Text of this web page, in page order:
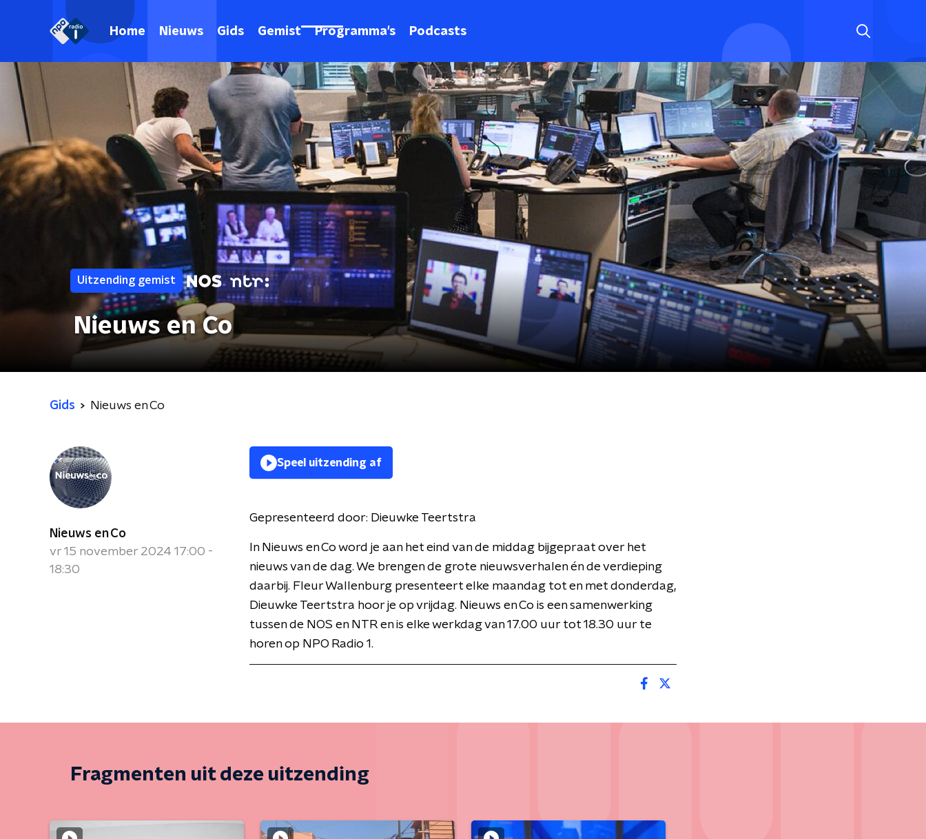
Home Nieuws Gids Gemist Programma's Podcasts
Uitzending gemist
Nieuws en Co
Gids Nieuws en Co
Nieuws en Co
vr 15 november 2024 17:00 -
18:30
Speel uitzending af
Gepresenteerd door: Dieuwke Teertstra
In Nieuws en Co word je aan het eind van de middag bijgepraat over het
nieuws van de dag. We brengen de grote nieuwsverhalen én de verdieping
daarbij. Fleur Wallenburg presenteert elke maandag tot en met donderdag,
Dieuwke Teertstra hoor je op vrijdag. Nieuws en Co is een samenwerking
tussen de NOS en NTR en is elke werkdag van 17.00 uur tot 18.30 uur te
horen op NPO Radio 1.
Fragmenten uit deze uitzending